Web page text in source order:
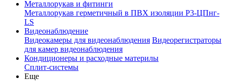
Металлорукав и фитинги
Металлорукав герметичный в ПВХ изоляции Р3-ЦПнг-
LS
Видеонаблюдение
Видеокамеры для видеонаблюдения Видеорегистраторы
для камер видеонаблюдения
Кондиционеры и расходные материлы
Сплит-системы
Еще